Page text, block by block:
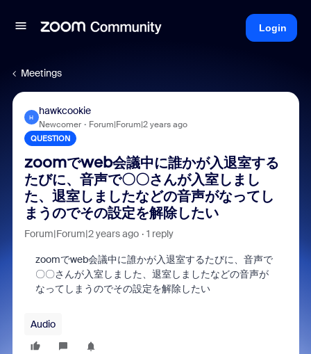
Login
Meetings
H
hawkcookie
Newcomer Forum|Forum|2 years ago
QUESTION
zoomでweb会議中に誰かが入退室する
たびに、音声で〇〇さんが入室しまし
た、退室しましたなどの音声がなってし
まうのでその設定を解除したい
Forum|Forum|2 years ago 1 reply
zoomでweb会議中に誰かが入退室するたびに、音声で
〇〇さんが入室しました、退室しましたなどの音声が
なってしまうのでその設定を解除したい
Audio